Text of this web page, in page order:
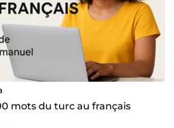
mots du turc au français